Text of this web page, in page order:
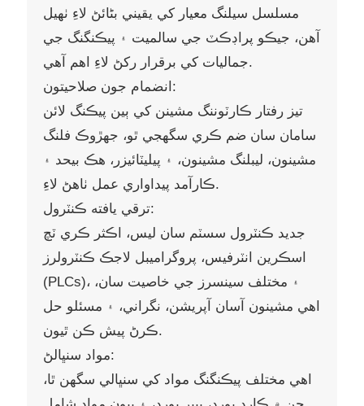
مسلسل سيلنگ معيار کي يقيني بڻائڻ لاءِ ٺهيل
آهن، جيڪو پراڊڪٽ جي سالميت ۽ پيڪنگنگ جي
جماليات کي برقرار رکڻ لاءِ اهم آهي.
انضمام جون صلاحيتون:
تيز رفتار ڪارٽوننگ مشينن کي ٻين پيڪنگ لائن
سامان سان ضم ڪري سگهجي ٿو، جهڙوڪ فلنگ
مشينون، ليبلنگ مشينون، ۽ پيليٽائيزر، هڪ بيحد ۽
ڪارآمد پيداواري عمل ٺاهڻ لاءِ.
ترقي يافته ڪنٽرول:
جديد ڪنٽرول سسٽم سان ليس، اڪثر ڪري ٽچ
اسڪرين انٽرفيس، پروگراميبل لاجڪ ڪنٽرولرز
(PLCs)، ۽ مختلف سينسرز جي خاصيت سان،
اهي مشينون آسان آپريشن، نگراني، ۽ مسئلو حل
ڪرڻ پيش ڪن ٿيون.
مواد سنڀالڻ:
اهي مختلف پيڪنگنگ مواد کي سنڀالي سگهن ٿا،